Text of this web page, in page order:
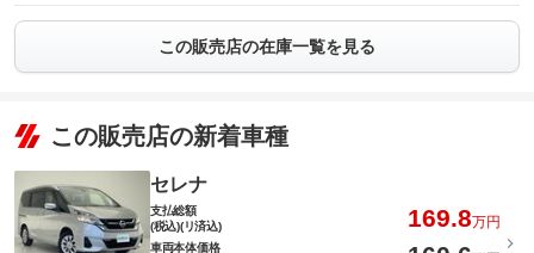
この販売店の在庫一覧を見る
この販売店の新着車種
セレナ
支払総額
(税込)(リ済込)
169.8万円
車両本体価格